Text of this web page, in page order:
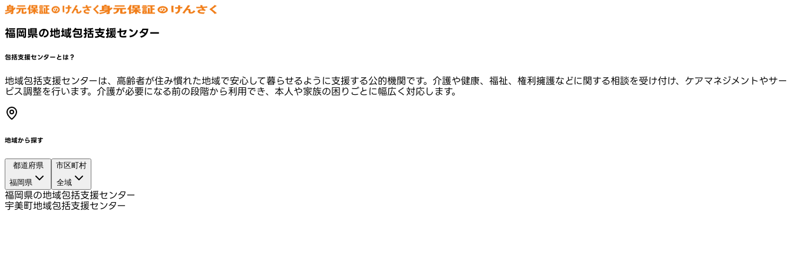
福岡県の地域包括支援センター
包括支援センターとは？
地域包括支援センターは、高齢者が住み慣れた地域で安心して暮らせるように支援する公的機関です。介護や健康、福祉、権利擁護などに関する相談を受け付け、ケアマネジメントやサー
ビス調整を行います。介護が必要になる前の段階から利用でき、本人や家族の困りごとに幅広く対応します。
地域から探す
都道府県
福岡県
市区町村
全域
福岡県の地域包括支援センター
宇美町地域包括支援センター